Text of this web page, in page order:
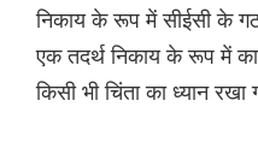
निकाय के रूप में सीईसी के
एक तदर्थ निकाय के रूप में
किसी भी चिंता का ध्यान रखा